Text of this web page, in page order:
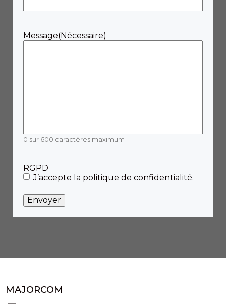
Message(Nécessaire)
0 sur 600 caractères maximum
RGPD
J’accepte la politique de confidentialité.
MAJORCOM